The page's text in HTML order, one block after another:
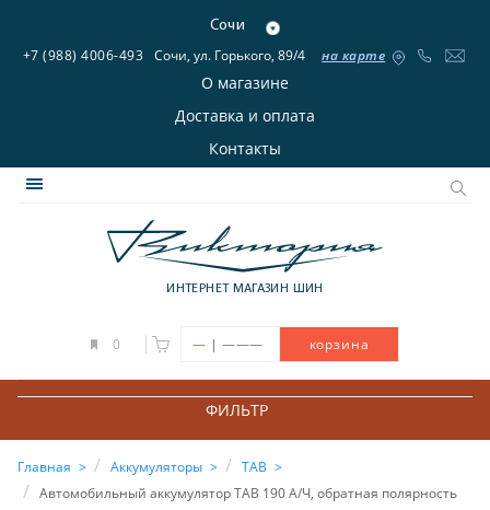
Сочи
+7 (988) 4006-493 Сочи, ул. Горького, 89/4 на карте
О магазине
Доставка и оплата
Контакты
ИНТЕРНЕТ МАГАЗИН ШИН
0 — | ——— корзина
ФИЛЬТР
Главная Аккумуляторы
TAB
Автомобильный аккумулятор TAB 190 А/Ч, обратная полярность